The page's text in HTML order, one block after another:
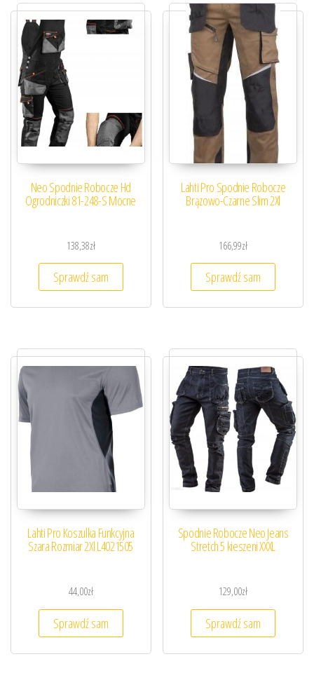
Neo Spodnie Robocze Hd
Ogrodniczki 81-248-S Mocne
138,38zł
Sprawdź sam
Lahti Pro Spodnie Robocze
Brązowo-Czarne Slim 2Xl
166,99zł
Sprawdź sam
Lahti Pro Koszulka Funkcyjna
Szara Rozmiar 2Xl L4021505
44,00zł
Sprawdź sam
Spodnie Robocze Neo Jeans
Stretch 5 kieszeni XXXL
129,00zł
Sprawdź sam